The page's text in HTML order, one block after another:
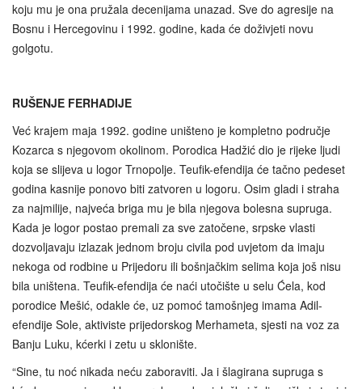
koju mu je ona pružala decenijama unazad. Sve do agresije na
Bosnu i Hercegovinu i 1992. godine, kada će doživjeti novu
golgotu.
RUŠENJE FERHADIJE
Već krajem maja 1992. godine uništeno je kompletno područje
Kozarca s njegovom okolinom. Porodica Hadžić dio je rijeke ljudi
koja se slijeva u logor Trnopolje. Teufik-efendija će tačno pedeset
godina kasnije ponovo biti zatvoren u logoru. Osim gladi i straha
za najmilije, najveća briga mu je bila njegova bolesna supruga.
Kada je logor postao premali za sve zatočene, srpske vlasti
dozvoljavaju izlazak jednom broju civila pod uvjetom da imaju
nekoga od rodbine u Prijedoru ili bošnjačkim selima koja još nisu
bila uništena. Teufik-efendija će naći utočište u selu Ćela, kod
porodice Mešić, odakle će, uz pomoć tamošnjeg imama Adil-
efendije Sole, aktiviste prijedorskog Merhameta, sjesti na voz za
Banju Luku, kćerki i zetu u sklonište.
“Sine, tu noć nikada neću zaboraviti. Ja i šlagirana supruga s